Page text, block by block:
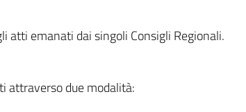
atti emanati dai singoli Consigli Regionali.
attraverso due modalità: